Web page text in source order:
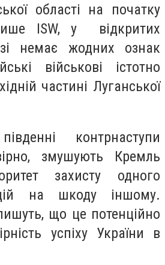
області на початку
ISW, у відкритих
немає жодних ознак
військові істотно
частині Луганської
контрнаступи
змушують Кремль
захисту одного
на шкоду іншому.
що це потенційно
успіху України в